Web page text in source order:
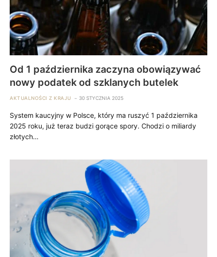
Od 1 października zaczyna obowiązywać
nowy podatek od szklanych butelek
AKTUALNOŚCI Z KRAJU 30 STYCZNIA 2025
System kaucyjny w Polsce, który ma ruszyć 1 października
2025 roku, już teraz budzi gorące spory. Chodzi o miliardy
złotych…